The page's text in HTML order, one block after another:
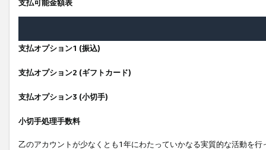
支払可能金額表
支払オプション1 (振込)
支払オプション2 (ギフトカード)
支払オプション3 (小切手)
小切手処理手数料
乙のアカウントが少なくとも1年にわたっていかなる実質的な活動を